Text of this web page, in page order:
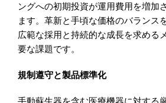
ングへの初期投資が運用費用を増加
ます。革新と手頃な価格のバランス
広範な採用と持続的な成長を求める
要な課題です。
規制遵守と製品標準化